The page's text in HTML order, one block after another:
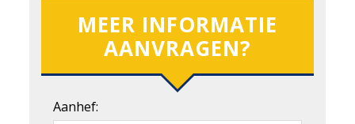
MEER INFORMATIE
AANVRAGEN?
Aanhef: